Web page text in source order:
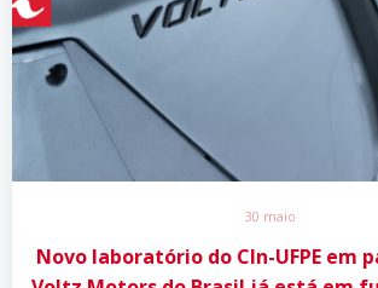
30 maio
Novo laboratório do CIn-UFPE em